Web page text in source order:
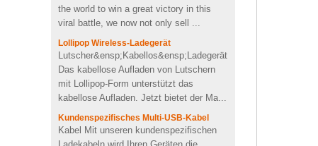
Kundenspezifischer Kaktus
geformt 2200mah weiche
PVC-Energienbank
Personalisiertes kabelloses
Ladegerät für OEM-Soft-
PVC-Herzform
4Ω 2W gut Benutzerdefinierte
viral battle, we now not only sell ...
Lollipop Wireless-Ladegerät
Lutscher&ensp;Kabellos&ensp;Ladegerät
Das kabellose Aufladen von Lutschern
mit Lollipop-Form unterstützt das
kabellose Aufladen. Jetzt bietet der Ma...
Kundenspezifisches Multi-USB-Kabel
Kabel Mit unseren kundenspezifischen
Ladekabeln wird Ihren Geräten die
Batterie ausgehen, da unsere Kabel